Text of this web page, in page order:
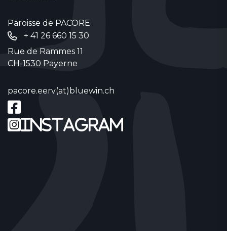
Paroisse de PACORE
+ 41 26 660 15 30
Rue de Rammes 11
CH-1530 Payerne
pacore.eerv(at)bluewin.ch
Instagram